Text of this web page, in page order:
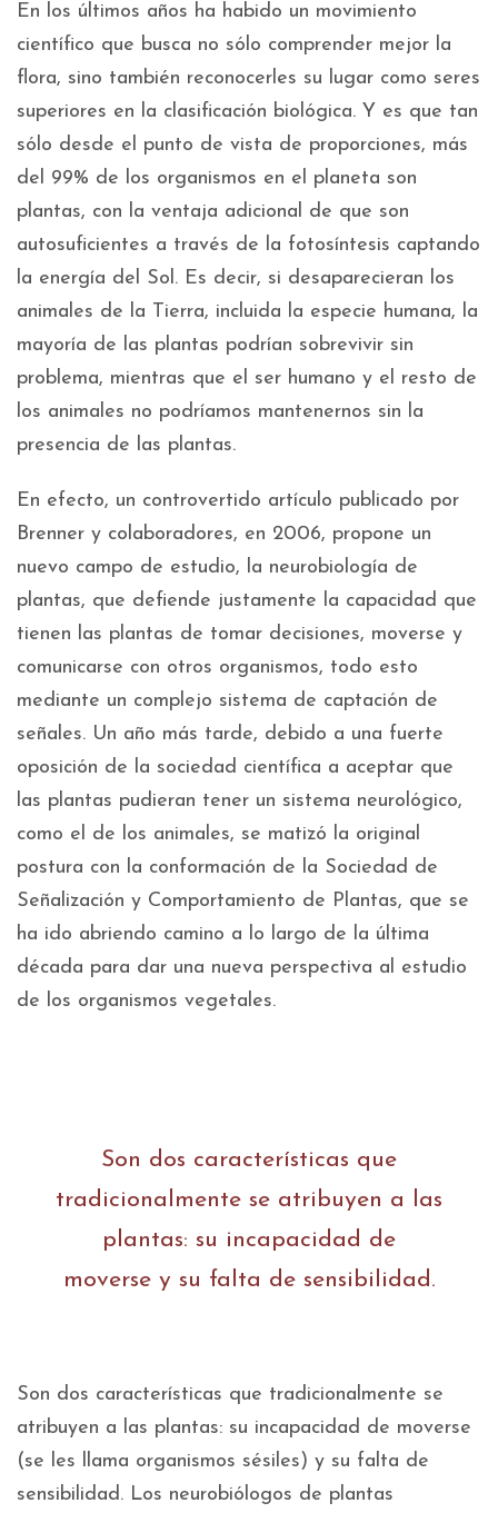
En los últimos años ha habido un movimiento
científico que busca no sólo comprender mejor la
flora, sino también reconocerles su lugar como seres
superiores en la clasificación biológica. Y es que tan
sólo desde el punto de vista de proporciones, más
del 99% de los organismos en el planeta son
plantas, con la ventaja adicional de que son
autosuficientes a través de la fotosíntesis captando
la energía del Sol. Es decir, si desaparecieran los
animales de la Tierra, incluida la especie humana, la
mayoría de las plantas podrían sobrevivir sin
problema, mientras que el ser humano y el resto de
los animales no podríamos mantenernos sin la
presencia de las plantas.
En efecto, un controvertido artículo publicado por
Brenner y colaboradores, en 2006, propone un
nuevo campo de estudio, la neurobiología de
plantas, que defiende justamente la capacidad que
tienen las plantas de tomar decisiones, moverse y
comunicarse con otros organismos, todo esto
mediante un complejo sistema de captación de
señales. Un año más tarde, debido a una fuerte
oposición de la sociedad científica a aceptar que
las plantas pudieran tener un sistema neurológico,
como el de los animales, se matizó la original
postura con la conformación de la Sociedad de
Señalización y Comportamiento de Plantas, que se
ha ido abriendo camino a lo largo de la última
década para dar una nueva perspectiva al estudio
de los organismos vegetales.
Son dos características que
tradicionalmente se atribuyen a las
plantas: su incapacidad de
moverse y su falta de sensibilidad.
Son dos características que tradicionalmente se
atribuyen a las plantas: su incapacidad de moverse
(se les llama organismos sésiles) y su falta de
sensibilidad. Los neurobiólogos de plantas